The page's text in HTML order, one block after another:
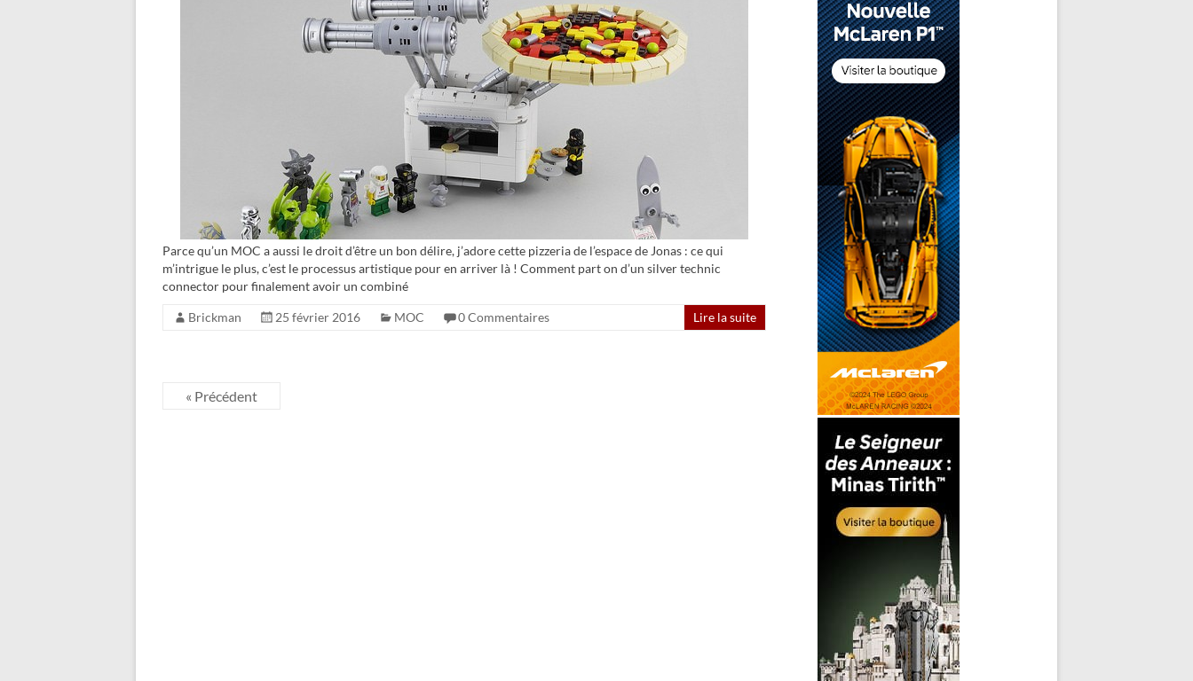
Parce qu’un MOC a aussi le droit d’être un bon délire, j’adore cette pizzeria de l’espace de Jonas : ce qui
m’intrigue le plus, c’est le processus artistique pour en arriver là ! Comment part on d’un silver technic
connector pour finalement avoir un combiné
Brickman 25 février 2016 MOC 0 Commentaires Lire la suite
« Précédent